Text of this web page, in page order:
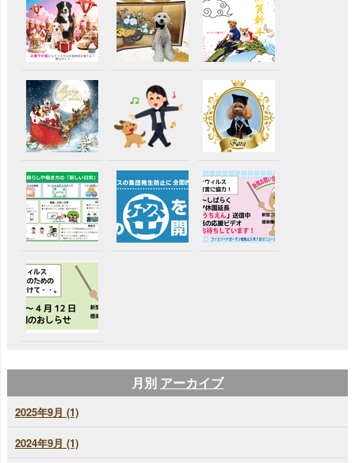
月別 アーカイブ
2025年9月 (1)
2024年9月 (1)